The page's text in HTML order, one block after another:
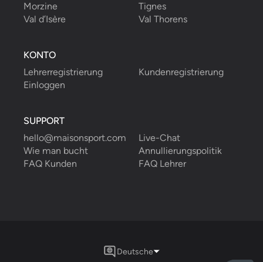
Morzine
Tignes
Val d’Isère
Val Thorens
KONTO
Lehrerregistrierung
Kundenregistrierung
Einloggen
SUPPORT
hello@maisonsport.com
Live-Chat
Wie man bucht
Annullierungspolitik
FAQ Kunden
FAQ Lehrer
Deutsche